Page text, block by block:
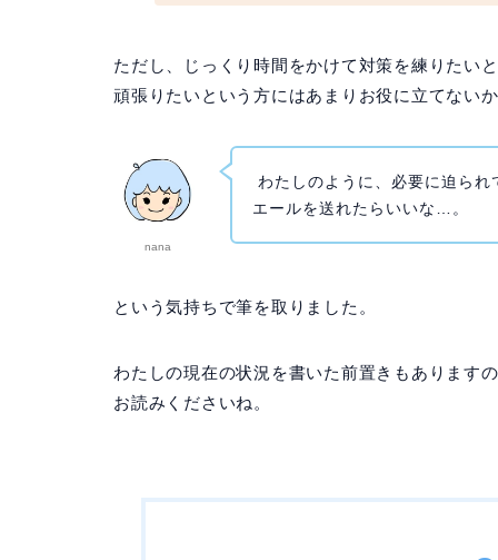
ただし、じっくり時間をかけて対策を練りたい
頑張りたいという方にはあまりお役に立てない
nana
わたしのように、必要に迫ら
エールを送れたらいいな…。
という気持ちで筆を取りました。
わたしの現在の状況を書いた前置きもあります
お読みくださいね。